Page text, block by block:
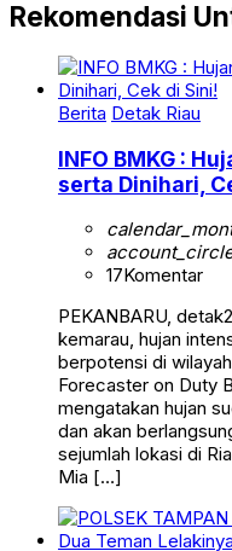
Rekomendasi
Berita Detak Riau
INFO BMKG :
serta Dinihari,
17Komentar
PEKANBARU,
kemarau, hujan
berpotensi di
Forecaster on Duty
mengatakan hujan
dan akan
sejumlah lokasi di
Mia […]